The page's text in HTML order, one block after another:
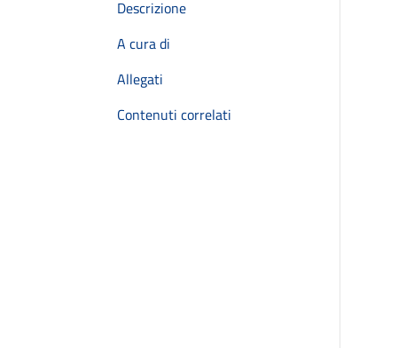
Descrizione
A cura di
Allegati
Contenuti correlati